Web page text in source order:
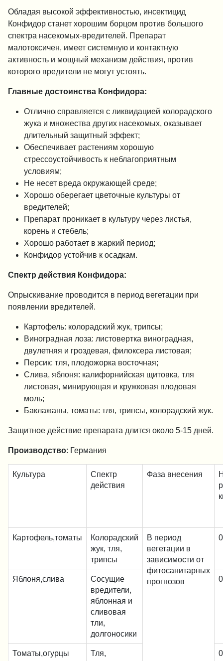
Обладая высокой эффективностью, инсектицид
Конфидор станет хорошим борцом против большого
спектра насекомых-вредителей. Препарат
малотоксичен, имеет системную и контактную
активность и мощный механизм действия, против
которого вредители не могут устоять.
Главные достоинства Конфидора:
Отлично справляется с ликвидацией колорадского
жука и множества других насекомых, оказывает
длительный защитный эффект;
Обеспечивает растениям хорошую
стрессоустойчивость к неблагоприятным
условиям;
Не несет вреда окружающей среде;
Хорошо оберегает цветочные культуры от
вредителей;
Препарат проникает в культуру через листья,
корень и стебель;
Хорошо работает в жаркий период;
Конфидор устойчив к осадкам.
Спектр действия Конфидора:
Опрыскивание проводится в период вегетации при
появлении вредителей.
Картофель: колорадский жук, трипсы;
Виноградная лоза: листовертка виноградная,
двулетняя и гроздевая, филоксера листовая;
Персик: тля, плодожорка восточная;
Слива, яблоня: калифорнийская щитовка, тля
листовая, минирующая и кружковая плодовая
моль;
Баклажаны, томаты: тля, трипсы, колорадский жук.
Защитное действие препарата длится около 5-15 дней.
Производство: Германия
Культура
Спектр
действия
Фаза внесения
Картофель,томаты
Колорадский
жук, тля,
трипсы
В период
вегетации в
зависимости от
фитосанитарных
прогнозов
Яблоня,слива
Сосущие
вредители,
яблонная и
сливовая
тли,
долгоносики
Томаты,огурцы
Тля,